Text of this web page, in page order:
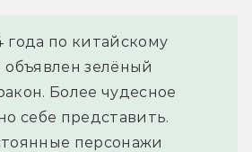
по китайскому
зелёный
Более чудесное
себе представить.
персонажи